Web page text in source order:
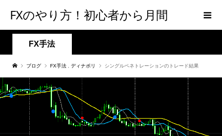
FXのやり方！初心者から月間
300PIPSを達成するための手法
【メンタルFX】
FX手法
ブログ FX手法 ディナポリ シングルペネトレーションのトレード結果